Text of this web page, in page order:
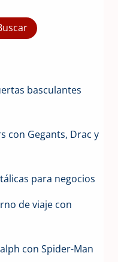
basculantes
con Gegants, Drac y
para negocios
de viaje con
con Spider-Man